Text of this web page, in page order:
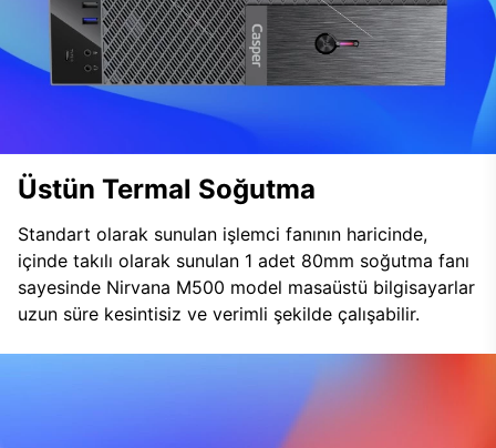
Üstün Termal Soğutma
Standart olarak sunulan işlemci fanının haricinde,
içinde takılı olarak sunulan 1 adet 80mm soğutma fanı
sayesinde Nirvana M500 model masaüstü bilgisayarlar
uzun süre kesintisiz ve verimli şekilde çalışabilir.